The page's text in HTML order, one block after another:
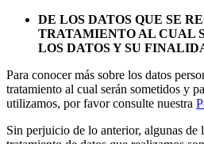
DE LOS DATOS QUE SE
TRATAMIENTO AL CUAL
LOS DATOS Y SU
Para conocer más sobre los datos
tratamiento al cual serán sometidos y
utilizamos, por favor consulte nuestra
Sin perjuicio de lo anterior, algunas de